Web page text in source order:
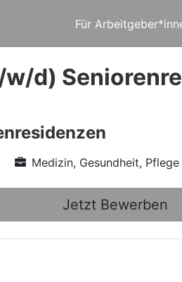
Für
d)
Medizin, Gesundheit, Pflege
Jetzt Bewerben